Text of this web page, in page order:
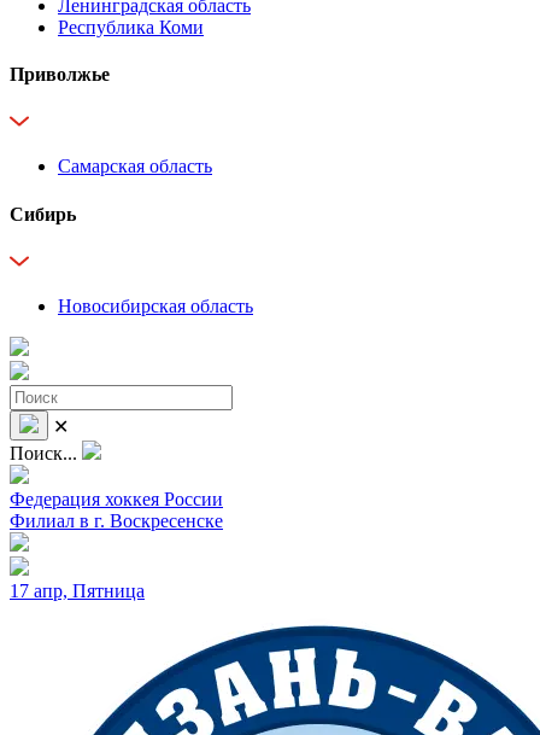
Ленинградская область
Республика Коми
Приволжье
Самарская область
Сибирь
Новосибирская область
✕
Поиск...
Федерация хоккея России
Филиал в г. Воскресенске
17 апр, Пятница